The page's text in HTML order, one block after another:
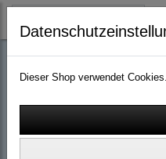
Dieser Shop verwendet